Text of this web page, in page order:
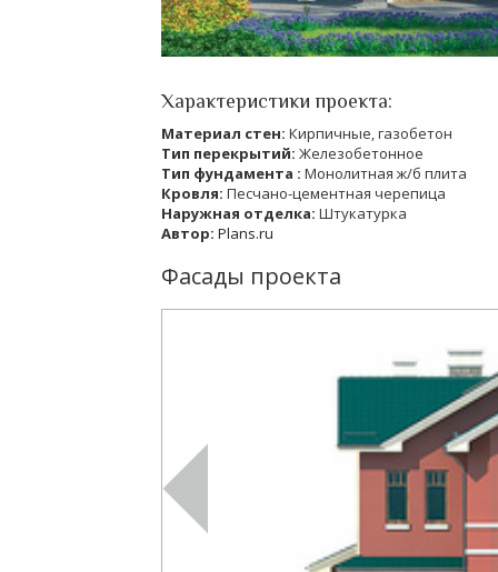
Характеристики проекта:
Материал стен: Кирпичные, газобетон
Тип перекрытий: Железобетонное
Тип фундамента : Монолитная ж/б плита
Кровля: Песчано-цементная черепица
Наружная отделка: Штукатурка
Автор: Plans.ru
Фасады проекта